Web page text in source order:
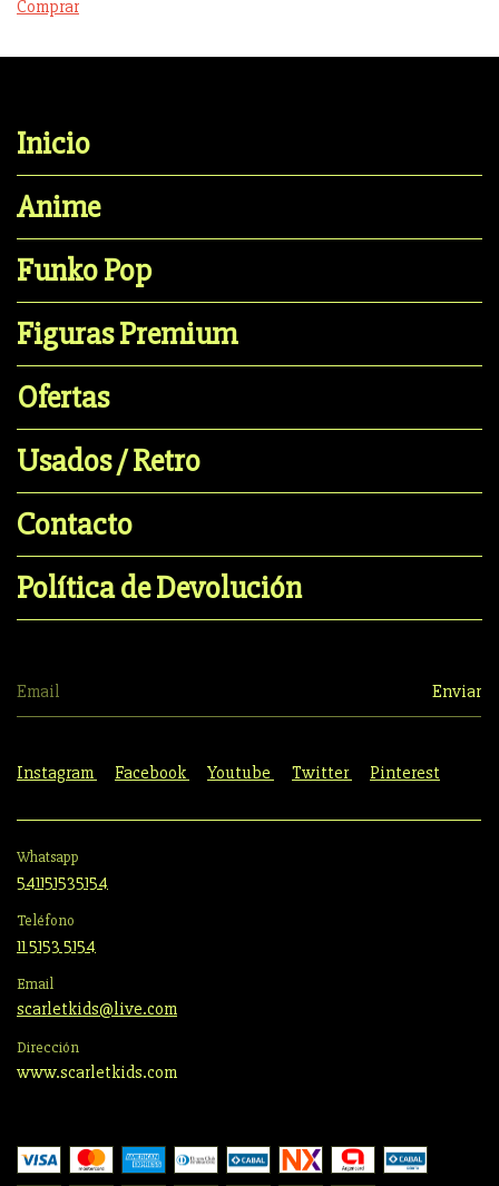
Inicio
Anime
Funko Pop
Figuras Premium
Ofertas
Usados / Retro
Contacto
Política de Devolución
Instagram Facebook Youtube Twitter Pinterest
Whatsapp
541151535154
Teléfono
11 5153 5154
Email
scarletkids@live.com
Dirección
www.scarletkids.com